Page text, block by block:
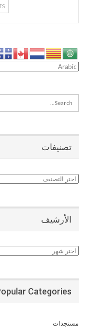
تصنيفات
تصنيفات
الأرشيف
الأرشيف
Categories
مستجدات